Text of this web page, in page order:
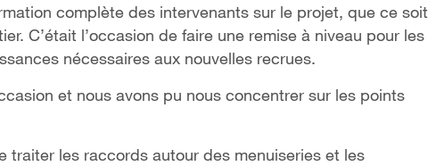
complète des intervenants sur le projet, que ce soit
C’était l’occasion de faire une remise à niveau pour les
nécessaires aux nouvelles recrues.
et nous avons pu nous concentrer sur les points
traiter les raccords autour des menuiseries et les